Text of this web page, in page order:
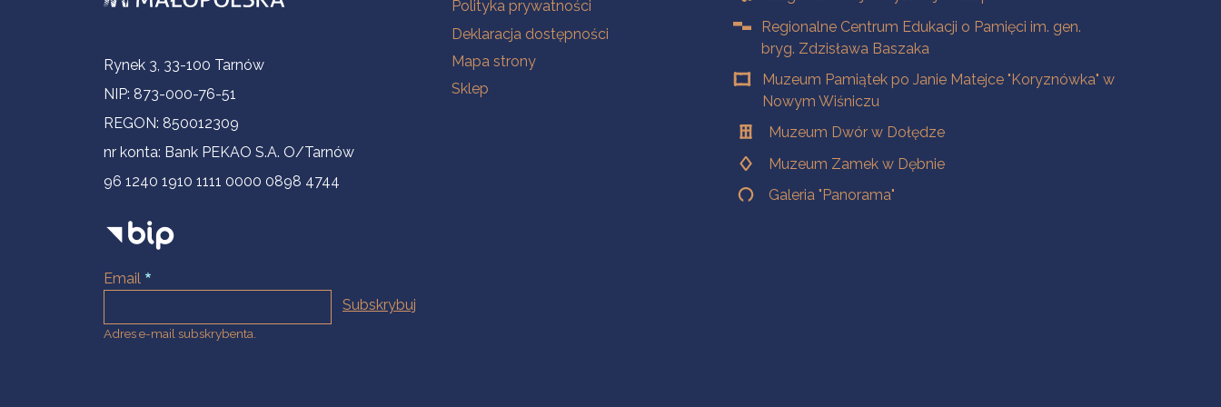
Informacje kontaktowe
Rynek 3, 33-100 Tarnów
NIP: 873-000-76-51
REGON: 850012309
nr konta: Bank PEKAO S.A. O/Tarnów
96 1240 1910 1111 0000 0898 4744
Email
Adres e-mail subskrybenta.
Polityka prywatności
Deklaracja dostępności
Mapa strony
Sklep
Regionalne Centrum Edukacji o Pamięci im. gen.
bryg. Zdzisława Baszaka
Muzeum Pamiątek po Janie Matejce "Koryznówka" w
Nowym Wiśniczu
Muzeum Dwór w Dołędze
Muzeum Zamek w Dębnie
Galeria "Panorama"